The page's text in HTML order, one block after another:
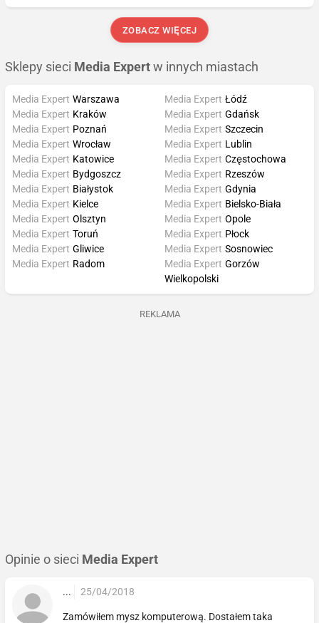
ZOBACZ WIĘCEJ
Sklepy sieci Media Expert w innych miastach
Media Expert Warszawa
Media Expert Kraków
Media Expert Poznań
Media Expert Wrocław
Media Expert Łódź
Media Expert Gdańsk
Media Expert Szczecin
Media Expert Lublin
Media Expert Katowice
Media Expert Bydgoszcz
Media Expert Białystok
Media Expert Kielce
Media Expert Częstochowa
Media Expert Rzeszów
Media Expert Gdynia
Media Expert Bielsko-Biała
Media Expert Olsztyn
Media Expert Toruń
Media Expert Gliwice
Media Expert Radom
Media Expert Opole
Media Expert Płock
Media Expert Sosnowiec
Media Expert Gorzów
Wielkopolski
REKLAMA
Opinie o sieci Media Expert
... 25/04/2018
Zamówiłem mysz komputerową. Dostałem taka